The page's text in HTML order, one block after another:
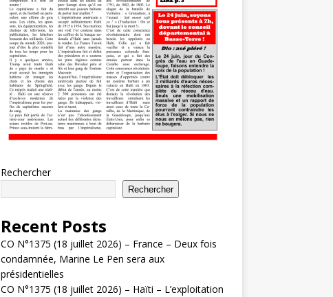
Rechercher
Rechercher
Recent Posts
CO N°1375 (18 juillet 2026) – France – Deux fois
condamnée, Marine Le Pen sera aux
présidentielles
CO N°1375 (18 juillet 2026) – Haïti – L’exploitation